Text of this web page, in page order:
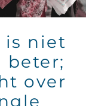
is niet
over